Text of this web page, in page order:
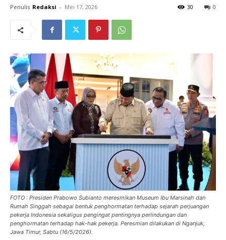
Penulis Redaksi - Mei 17, 2026 0
30
FOTO : Presiden Prabowo Subianto meresmikan Museum Ibu Marsinah dan
Rumah Singgah sebagai bentuk penghormatan terhadap sejarah perjuangan
pekerja Indonesia sekaligus pengingat pentingnya perlindungan dan
penghormatan terhadap hak-hak pekerja. Peresmian dilakukan di Nganjuk,
Jawa Timur, Sabtu (16/5/2026).